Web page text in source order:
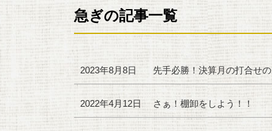
急ぎの記事一覧
2023年8月8日 先手必勝！決算月の打合せ
2022年4月12日 さぁ！棚卸をしよう！！